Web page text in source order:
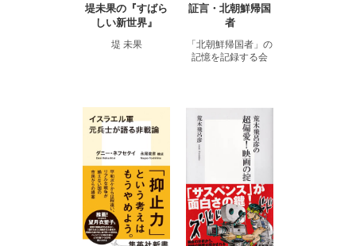
堤未果の『すばら
しい新世界』
堤 未果
証言・北朝鮮帰国
者
「北朝鮮帰国者」の
記憶を記録する会